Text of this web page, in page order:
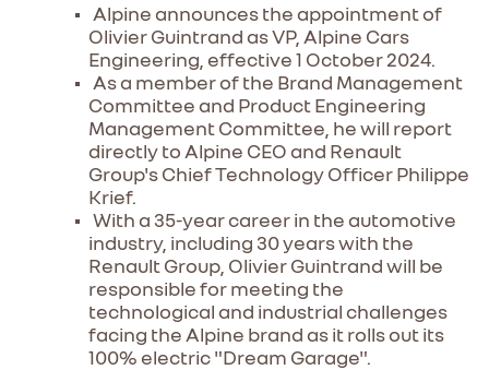
Alpine announces the appointment of
Olivier Guintrand as VP, Alpine Cars
Engineering, effective 1 October 2024.
As a member of the Brand Management
Committee and Product Engineering
Management Committee, he will report
directly to Alpine CEO and Renault
Group's Chief Technology Officer Philippe
Krief.
With a 35-year career in the automotive
industry, including 30 years with the
Renault Group, Olivier Guintrand will be
responsible for meeting the
technological and industrial challenges
facing the Alpine brand as it rolls out its
100% electric "Dream Garage".